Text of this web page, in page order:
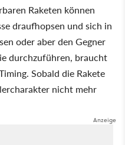
Raketen können
draufhopsen und sich in
oder aber den Gegner
durchzuführen, braucht
Sobald die Rakete
nicht mehr